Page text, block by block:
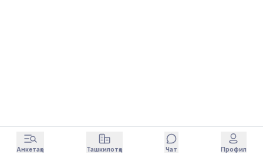
Анкетаҳо Ташкилотҳо Чат Профил